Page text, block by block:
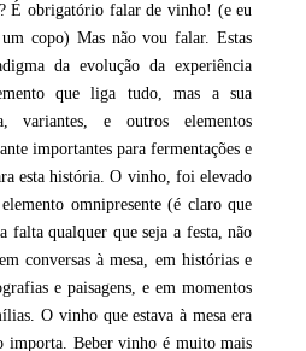
É obrigatório falar de vinho! (e eu
copo) Mas não vou falar. Estas
da evolução da experiência
que liga tudo, mas a sua
variantes, e outros elementos
importantes para fermentações e
esta história. O vinho, foi elevado
omnipresente (é claro que
falta qualquer que seja a festa, não
conversas à mesa, em histórias e
e paisagens, e em momentos
O vinho que estava à mesa era
importa. Beber vinho é muito mais